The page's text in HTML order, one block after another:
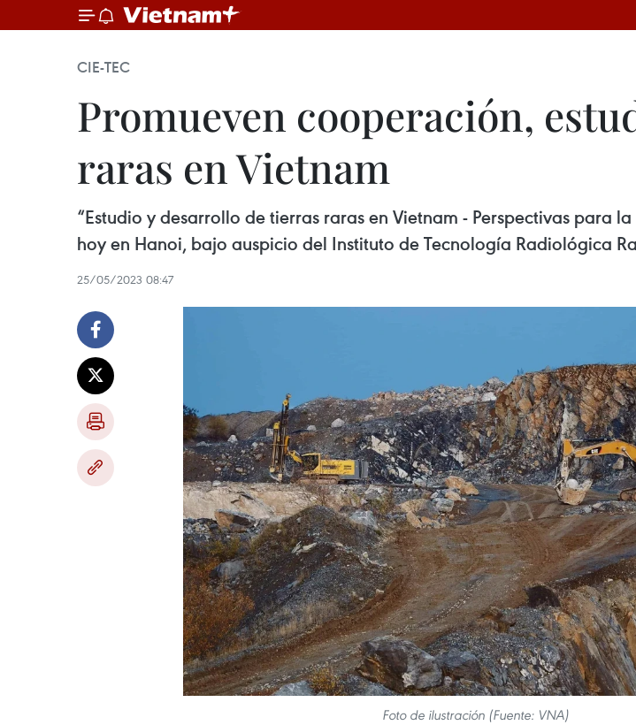
CIE-TEC
Promueven cooperación,
raras en Vietnam
“Estudio y desarrollo de tierras raras en Vietnam - Perspectivas para
hoy en Hanoi, bajo auspicio del Instituto de Tecnología Radiológica
25/05/2023 08:47
Foto de ilustración (Fuente: VNA)